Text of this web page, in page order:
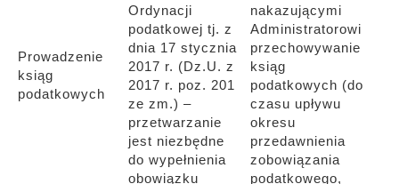
Prowadzenie
ksiąg
podatkowych
Ordynacji
podatkowej tj. z
dnia 17 stycznia
2017 r. (Dz.U. z
2017 r. poz. 201
ze zm.) –
przetwarzanie
jest niezbędne
do wypełnienia
obowiązku
nakazującymi
Administratorowi
przechowywanie
ksiąg
podatkowych (do
czasu upływu
okresu
przedawnienia
zobowiązania
podatkowego,